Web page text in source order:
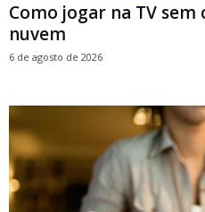
Como jogar na TV sem
nuvem
6 de agosto de 2026